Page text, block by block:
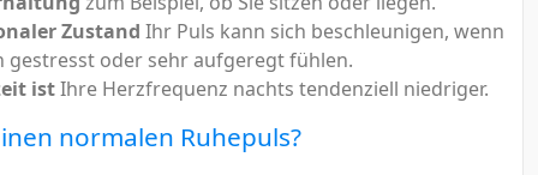
Zustand Ihr Puls kann sich beschleunigen, wenn
gestresst oder sehr aufgeregt fühlen.
istIhre Herzfrequenz nachts tendenziell niedriger.
normalen Ruhepuls?